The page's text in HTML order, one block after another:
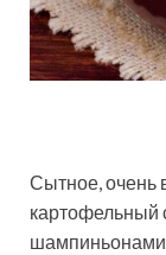
Сытное, очень
картофельный
шампиньонами